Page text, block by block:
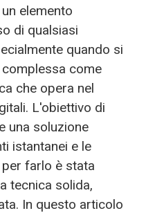
elemento
di qualsiasi
quando si
come
che opera nel
L'obiettivo di
una soluzione
istantanei e le
farlo è stata
tecnica solida,
In questo articolo